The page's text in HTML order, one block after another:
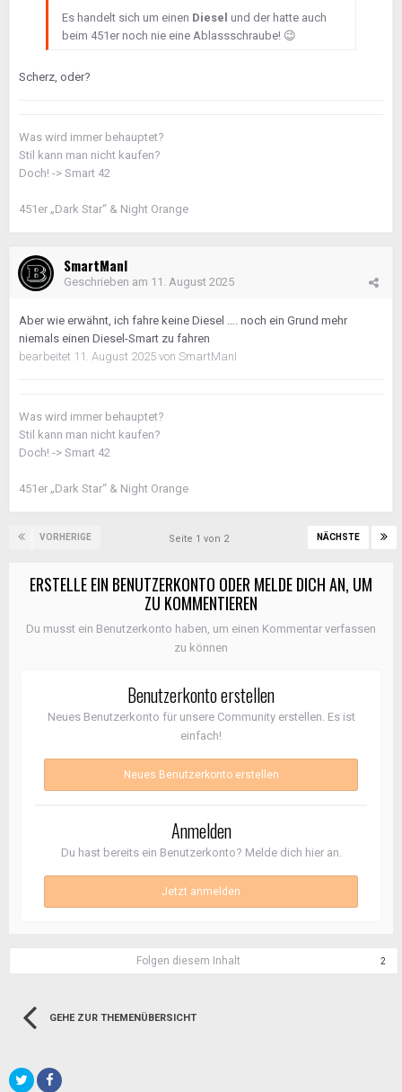
Es handelt sich um einen Diesel und der hatte auch
beim 451er noch nie eine Ablassschraube! 😉
Scherz, oder?
Was wird immer behauptet?
Stil kann man nicht kaufen?
Doch! -> Smart 42
451er „Dark Star“ & Night Orange
SmartManI
Geschrieben am 11. August 2025
Aber wie erwähnt, ich fahre keine Diesel …. noch ein Grund mehr
niemals einen Diesel-Smart zu fahren
bearbeitet 11. August 2025 von SmartManI
Was wird immer behauptet?
Stil kann man nicht kaufen?
Doch! -> Smart 42
451er „Dark Star“ & Night Orange
VORHERIGE NÄCHSTE
Seite 1 von 2
ERSTELLE EIN BENUTZERKONTO ODER MELDE DICH AN, UM
ZU KOMMENTIEREN
Du musst ein Benutzerkonto haben, um einen Kommentar verfassen
zu können
Benutzerkonto erstellen
Neues Benutzerkonto für unsere Community erstellen. Es ist
einfach!
Neues Benutzerkonto erstellen
Anmelden
Du hast bereits ein Benutzerkonto? Melde dich hier an.
Jetzt anmelden
Folgen diesem Inhalt 2
GEHE ZUR THEMENÜBERSICHT